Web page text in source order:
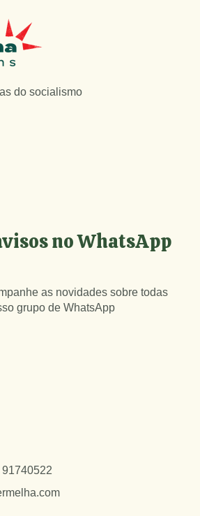
do socialismo
no WhatsApp
as novidades sobre todas
grupo de WhatsApp